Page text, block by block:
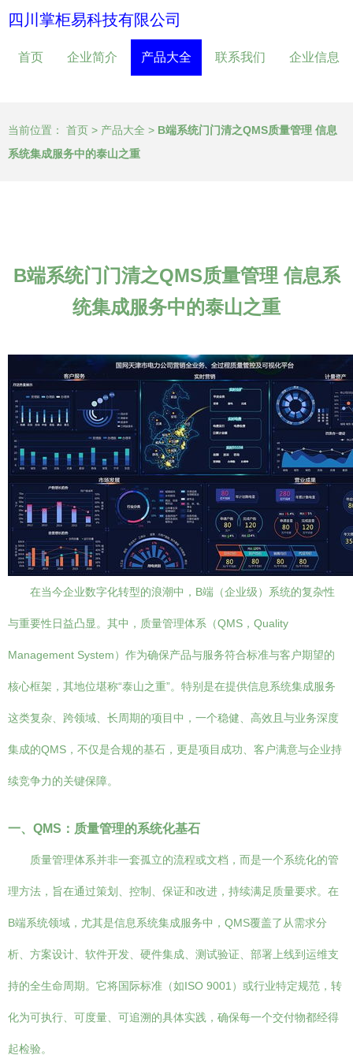
四川掌柜易科技有限公司
首页 企业简介 产品大全 联系我们 企业信息
当前位置： 首页 > 产品大全 > B端系统门门清之QMS质量管理 信息
系统集成服务中的泰山之重
B端系统门门清之QMS质量管理 信息系
统集成服务中的泰山之重
在当今企业数字化转型的浪潮中，B端（企业级）系统的复杂性
与重要性日益凸显。其中，质量管理体系（QMS，Quality
Management System）作为确保产品与服务符合标准与客户期望的
核心框架，其地位堪称“泰山之重”。特别是在提供信息系统集成服务
这类复杂、跨领域、长周期的项目中，一个稳健、高效且与业务深度
集成的QMS，不仅是合规的基石，更是项目成功、客户满意与企业持
续竞争力的关键保障。
一、QMS：质量管理的系统化基石
质量管理体系并非一套孤立的流程或文档，而是一个系统化的管
理方法，旨在通过策划、控制、保证和改进，持续满足质量要求。在
B端系统领域，尤其是信息系统集成服务中，QMS覆盖了从需求分
析、方案设计、软件开发、硬件集成、测试验证、部署上线到运维支
持的全生命周期。它将国际标准（如ISO 9001）或行业特定规范，转
化为可执行、可度量、可追溯的具体实践，确保每一个交付物都经得
起检验。